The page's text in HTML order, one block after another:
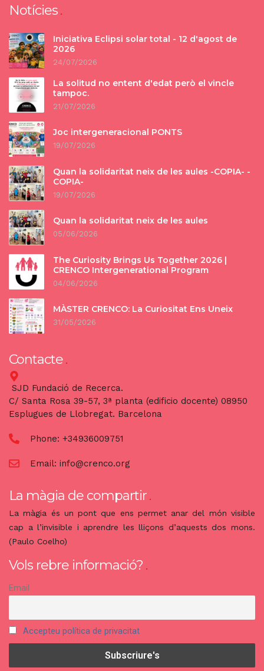
Notícies
Iniciativa Eclipsi solar total - 12 d'agost de
2026
24/07/2026
La solitud no entent d'edat però el vincle
tampoc.
21/07/2026
Joc intergeneracional PONTS
19/07/2026
Quan la solidaritat neix de les aules -COPIA- -
COPIA-
19/07/2026
Quan la solidaritat neix de les aules
05/06/2026
The Curiosity Brings Us Together 2026 |
CRENCO Intergenerational Program
04/06/2026
MÀSTER CRENCO: La Curiositat Ens Uneix
31/05/2026
Contacte
SJD Fundació de Recerca.
C/ Santa Rosa 39-57, 3ª planta (edificio docente) 08950
Esplugues de Llobregat. Barcelona
Phone: +34936009751
Email: info@crenco.org
La màgia de compartir
La màgia és un pont que ens permet anar del món visible
cap a l’invisible i aprendre les lliçons d’aquests dos mons.
(Paulo Coelho)
Vols rebre informació?
Email
Accepteu política de privacitat